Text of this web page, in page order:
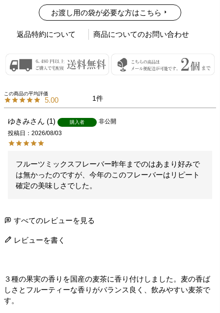
お渡し用の袋が必要な方はこちら
返品特約について 商品についてのお問い合わせ
5.00 1
ゆきみ 1 購入者
非公開
投稿日
2026/08/03
フルーツミックスフレーバー昨年までのはあまり好みで
は無かったのですが、今年のこのフレーバーはリピート
確定の美味しさでした。
すべてのレビューを見る
レビューを書く
３種の果実の香りを国産の麦茶に香り付けしました。麦の香ば
しさとフルーティーな香りがバランス良く、飲みやすい麦茶で
す。